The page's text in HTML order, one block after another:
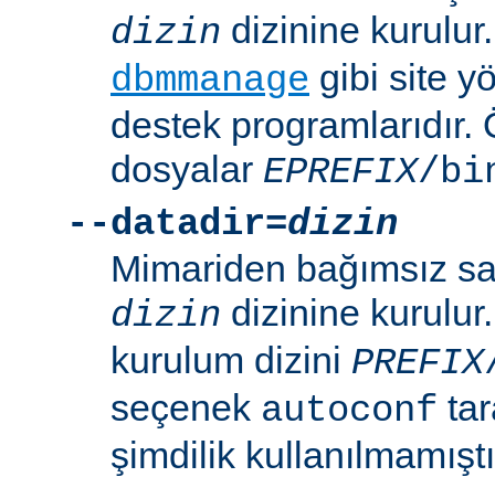
dizin dizinine
dbmmanage gibi site
destek programlarıdır.
dosyalar EPREFIX/
--datadir=dizin
Mimariden bağımsız
dizin dizinine kurulur.
kurulum dizini PREFIX
seçenek autoconf
şimdilik